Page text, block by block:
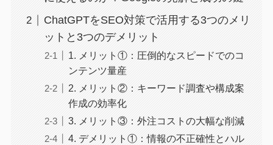
ChatGPTをSEO対策で活用する3つのメリ
ットと3つのデメリット
1. メリット①：圧倒的なスピードでのコ
ンテンツ量産
2. メリット②：キーワード調査や構成案
作成の効率化
3. メリット③：外注コストの大幅な削減
4. デメリット①：情報の不正確性とハル